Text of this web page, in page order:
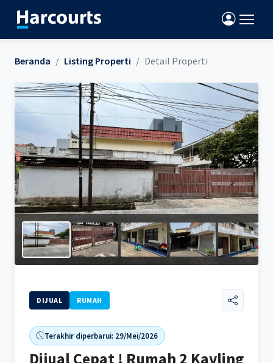
Beranda Listing Properti Detail Properti
DIJUAL RUMAH
Terakhir diperbarui: 29/Mei/2026
Dijual Cepat ! Rumah 2 Kavling